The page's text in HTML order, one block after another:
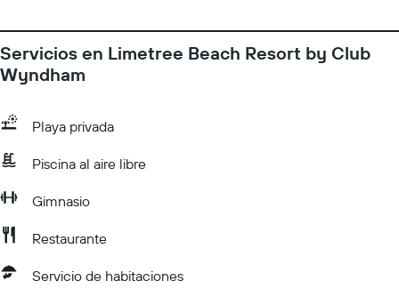
Servicios en Limetree Beach Resort by Club
Wyndham
Playa privada
Piscina al aire libre
Gimnasio
Restaurante
Servicio de habitaciones